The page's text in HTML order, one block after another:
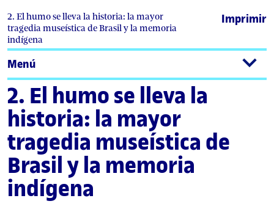
2. El humo se lleva la historia: la mayor
tragedia museística de Brasil y la memoria
indígena
Imprimir
Menú
2. El humo se lleva la
historia: la mayor
tragedia museística de
Brasil y la memoria
indígena